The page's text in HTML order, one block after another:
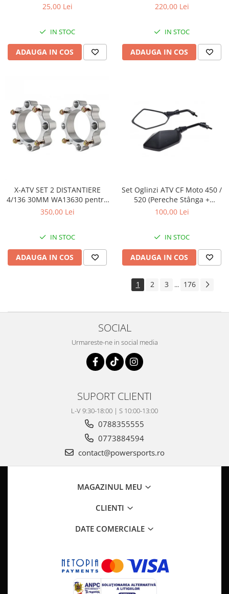
25,00 Lei
IN STOC
ADAUGA IN COS
220,00 Lei
IN STOC
ADAUGA IN COS
X-ATV SET 2 DISTANTIERE
4/136 30MM WA13630 pentru
CAN AM
350,00 Lei
IN STOC
ADAUGA IN COS
Set Oglinzi ATV CF Moto 450 /
520 (Pereche Stânga +
Dreapta) – Model Nou
100,00 Lei
IN STOC
ADAUGA IN COS
1 2 3 ... 176
SOCIAL
Urmareste-ne in social media
SUPORT CLIENTI
L-V 9:30-18:00 | S 10:00-13:00
0788355555
0773884594
contact@powersports.ro
MAGAZINUL MEU
CLIENTI
DATE COMERCIALE